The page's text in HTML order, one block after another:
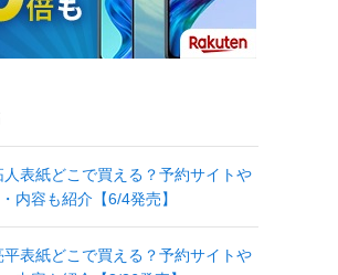
表紙どこで買える？予約サイトや
内容も紹介【6/4発売】
表紙どこで買える？予約サイトや